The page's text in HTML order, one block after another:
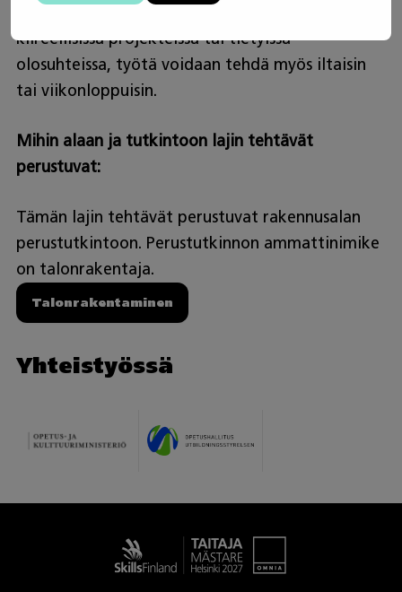
kiireellisissä projekteissa tai tietyissä
olosuhteissa, työtä voidaan tehdä myös iltaisin
tai viikonloppuisin.
Mihin alaan ja tutkintoon lajin tehtävät
perustuvat:
Tämän lajin tehtävät perustuvat rakennusalan
perustutkintoon. Perustutkinnon ammattinimike
on talonrakentaja.
Talonrakentaminen
Yhteistyössä